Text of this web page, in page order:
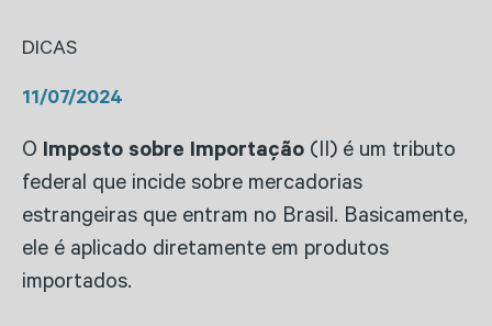
DICAS
11/07/2024
O Imposto sobre Importação (II) é um tributo
federal que incide sobre mercadorias
estrangeiras que entram no Brasil. Basicamente,
ele é aplicado diretamente em produtos
importados.